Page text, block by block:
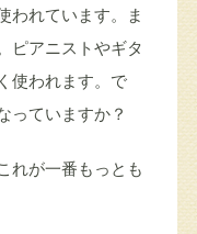
われています。ま
ピアニストやギタ
使われます。で
っていますか？
れが一番もっとも